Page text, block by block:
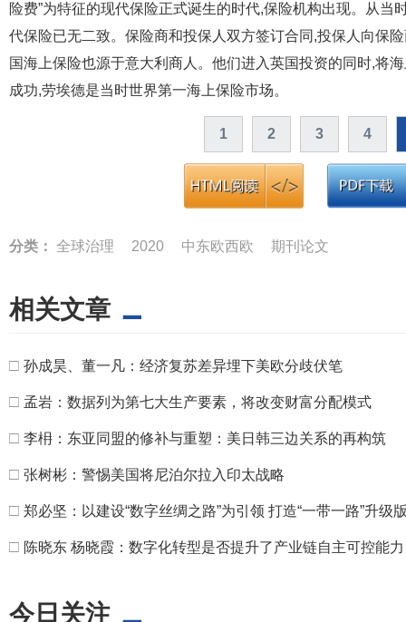
险费”为特征的现代保险正式诞生的时代,保险机构出现。从
代保险已无二致。保险商和投保人双方签订合同,投保人向保
国海上保险也源于意大利商人。他们进入英国投资的同时,将
成功,劳埃德是当时世界第一海上保险市场。
1 2 3 4
分类： 全球治理 2020 中东欧西欧 期刊论文
相关文章
□ 孙成昊、董一凡：经济复苏差异埋下美欧分歧伏笔
□ 孟岩：数据列为第七大生产要素，将改变财富分配模式
□ 李枏：东亚同盟的修补与重塑：美日韩三边关系的再构筑
□ 张树彬：警惕美国将尼泊尔拉入印太战略
□ 郑必坚：以建设“数字丝绸之路”为引领 打造“一带一路”升级
□ 陈晓东 杨晓霞：数字化转型是否提升了产业链自主可控能
今日关注